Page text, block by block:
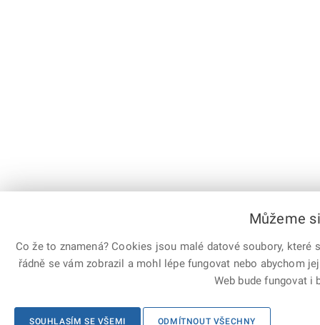
Můžeme
Co že to znamená? Cookies jsou malé datové soubory,
řádně se vám zobrazil a mohl lépe fungovat nebo abychom
Web bude fungovat i
SOUHLASÍM SE VŠEMI ODMÍTNOUT VŠECHNY